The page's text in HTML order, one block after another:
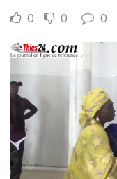
0 0 0